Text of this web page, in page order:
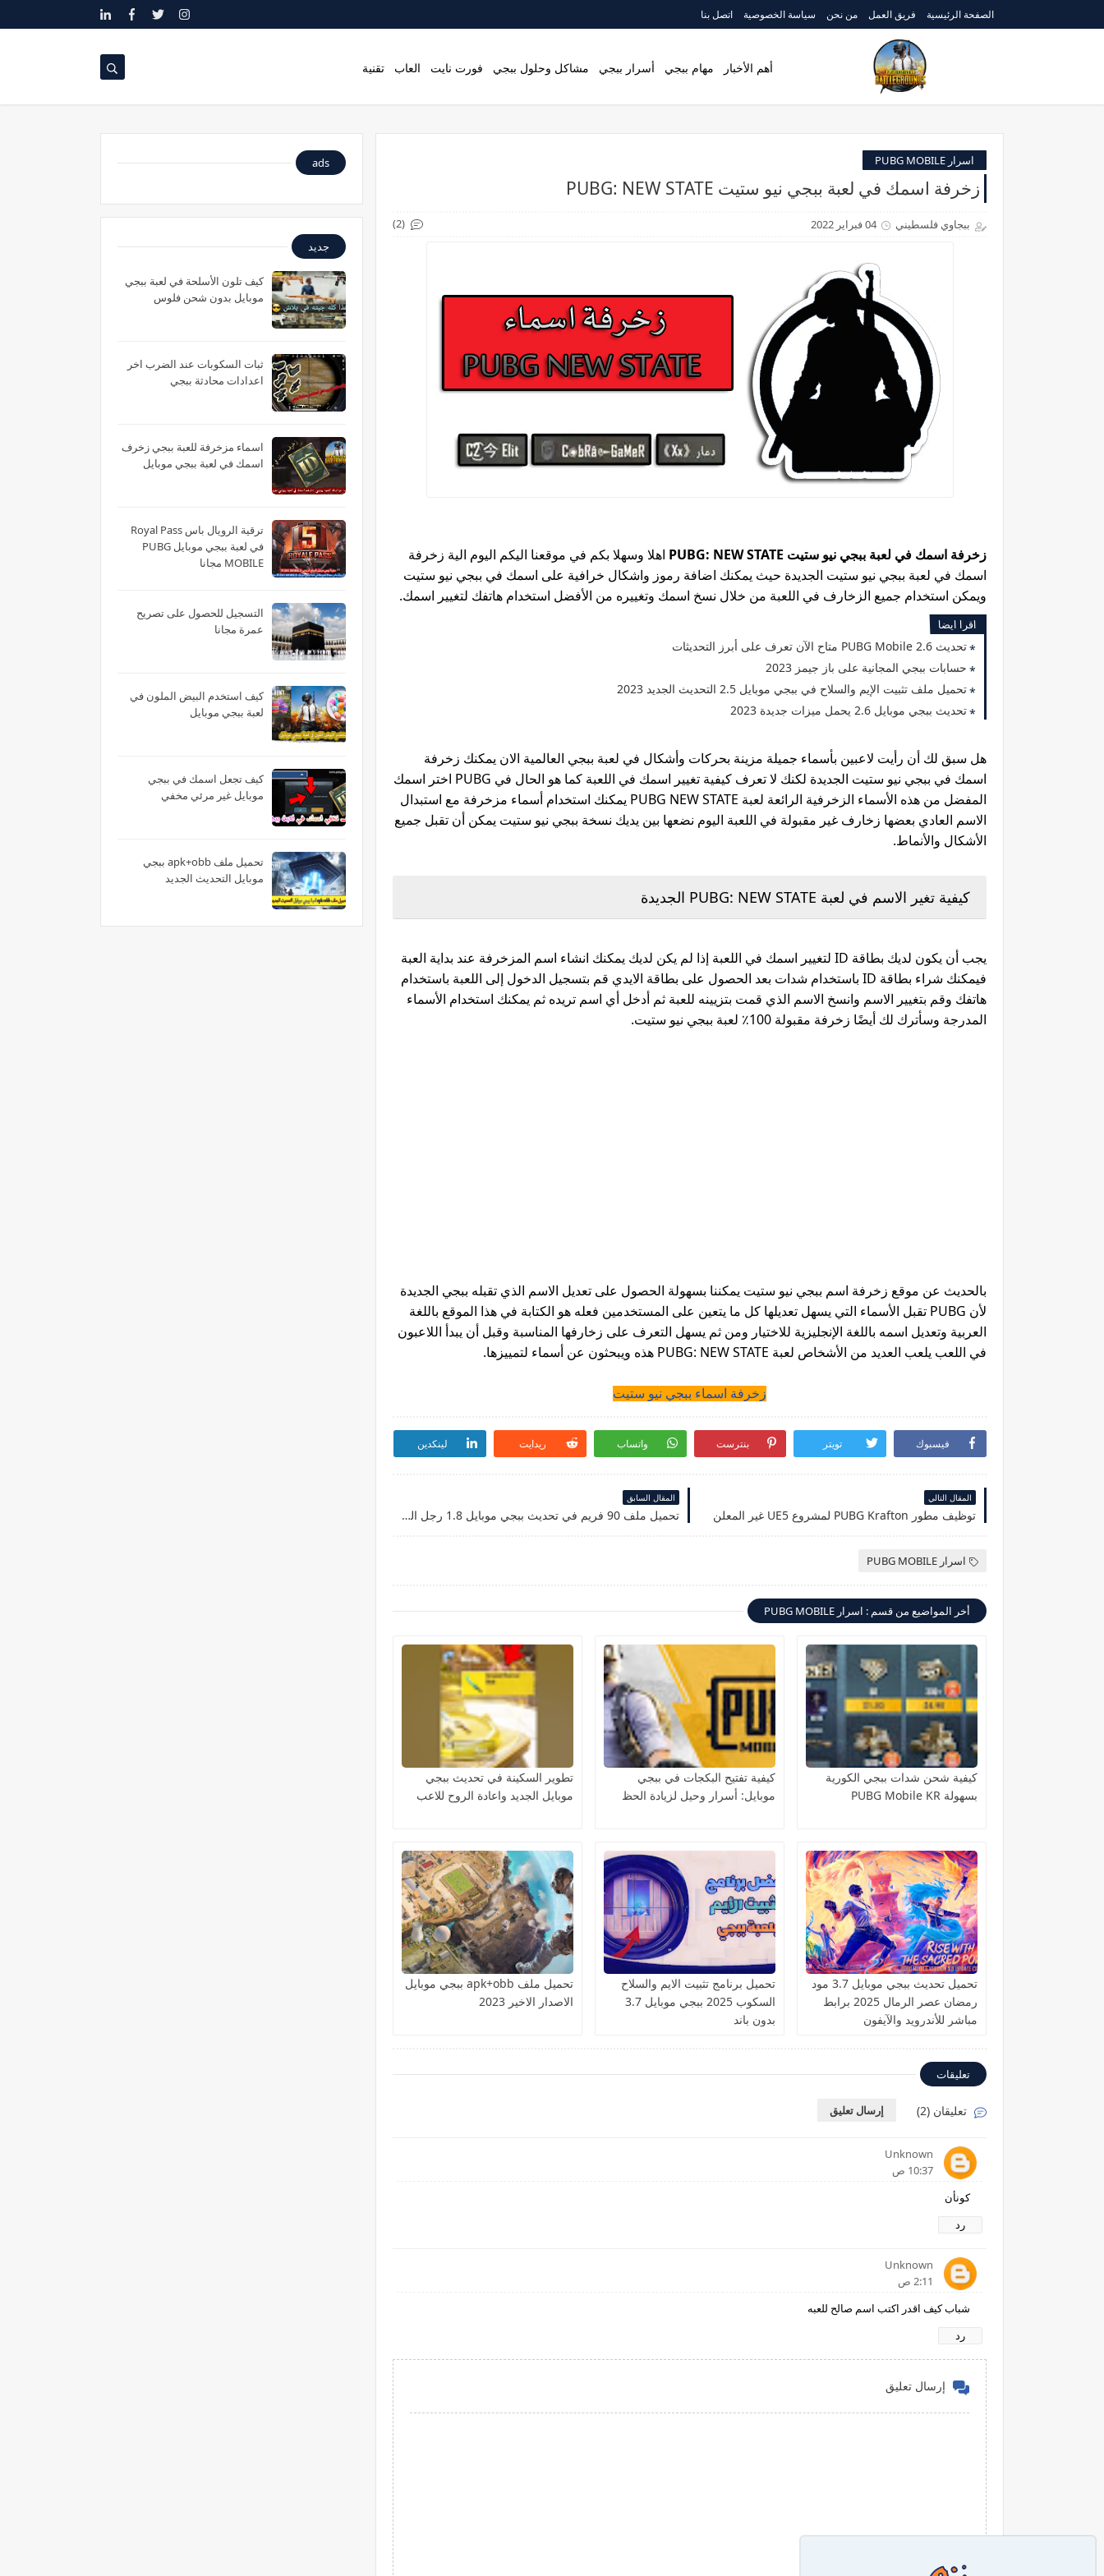
الصفحة الرئيسية فريق العمل من نحن سياسة الخصوصية اتصل بنا
أهم الأخبار مهام ببجي أسرار ببجي مشاكل وحلول ببجي فورت نايت العاب تقنية
اسرار PUBG MOBILE
زخرفة اسمك في لعبة ببجي نيو ستيت PUBG: NEW STATE
ببجاوي فلسطيني 04 فبراير 2022 (2)
زخرفة اسمك في لعبة ببجي نيو ستيت PUBG: NEW STATE
اهلا وسهلا بكم في موقعنا اليكم اليوم الية زخرفة
اسمك في لعبة ببجي نيو ستيت الجديدة حيث يمكنك اضافة رموز واشكال خرافية على اسمك في ببجي نيو ستيت
ويمكن استخدام جميع الزخارف في اللعبة من خلال نسخ اسمك وتغييره من الأفضل استخدام هاتفك لتغيير اسمك.
اقرا ايضا
تحديث PUBG Mobile 2.6 متاح الآن تعرف على أبرز التحديثات
حسابات ببجي المجانية على باز جيمز 2023
تحميل ملف تثبيت الإيم والسلاح في ببجي موبايل 2.5 التحديث الجديد 2023
تحديث ببجي موبايل 2.6 يحمل ميزات جديدة 2023
هل سبق لك أن رأيت لاعبين بأسماء جميلة مزينة بحركات وأشكال في لعبة ببجي العالمية الان يمكنك زخرفة
اسمك في ببجي نيو ستيت الجديدة لكنك لا تعرف كيفية تغيير اسمك في اللعبة كما هو الحال في PUBG اختر اسمك
المفضل من هذه الأسماء الزخرفية الرائعة لعبة PUBG NEW STATE يمكنك استخدام أسماء مزخرفة مع استبدال
الاسم العادي بعضها زخارف غير مقبولة في اللعبة اليوم نضعها بين يديك نسخة ببجي نيو ستيت يمكن أن تقبل جميع
الأشكال والأنماط.
كيفية تغير الاسم في لعبة PUBG: NEW STATE الجديدة
يجب أن يكون لديك بطاقة ID لتغيير اسمك في اللعبة إذا لم يكن لديك يمكنك انشاء اسم المزخرفة عند بداية العبة
فيمكنك شراء بطاقة ID باستخدام شدات بعد الحصول على بطاقة الايدي قم بتسجيل الدخول إلى اللعبة باستخدام
هاتفك وقم بتغيير الاسم وانسخ الاسم الذي قمت بتزيينه للعبة ثم أدخل أي اسم تريده ثم يمكنك استخدام الأسماء
المدرجة وسأترك لك أيضًا زخرفة مقبولة 100٪ لعبة ببجي نيو ستيت.
بالحديث عن موقع زخرفة اسم ببجي نيو ستيت يمكننا بسهولة الحصول على تعديل الاسم الذي تقبله ببجي الجديدة
لأن PUBG تقبل الأسماء التي يسهل تعديلها كل ما يتعين على المستخدمين فعله هو الكتابة في هذا الموقع باللغة
العربية وتعديل اسمه باللغة الإنجليزية للاختيار ومن ثم يسهل التعرف على زخارفها المناسبة وقبل أن يبدأ اللاعبون
في اللعب يلعب العديد من الأشخاص لعبة PUBG: NEW STATE هذه ويبحثون عن أسماء لتمييزها.
زخرفة اسماء ببجي نيو ستيت
فيسبوك تويتر بنترست واتساب ريدايت لينكدين
المقال التالي
توظيف مطور PUBG Krafton لمشروع UE5 غير المعلن
المقال السابق
تحميل ملف 90 فريم في تحديث ببجي موبايل 1.8 رجل العنكبوت 2022
اسرار PUBG MOBILE
أخر المواضيع من قسم : اسرار PUBG MOBILE
كيفية شحن شدات ببجي الكورية
بسهولة PUBG Mobile KR
كيفية تفتيح البكجات في ببجي
موبايل: أسرار وحيل لزيادة الحظ
تطوير السكينة في تحديث ببجي
موبايل الجديد واعادة الروح للاعب
تحميل تحديث ببجي موبايل 3.7 مود
رمضان عصر الرمال 2025 برابط
مباشر للأندرويد والآيفون
تحميل برنامج تثبيت الايم والسلاح
السكوب 2025 ببجي موبايل 3.7
بدون باند
تحميل ملف apk+obb ببجي موبايل
الاصدار الاخير 2023
تعليقات
تعليقان (2) إرسال تعليق
Unknown
10:37 ص
كونأن
رد
Unknown
2:11 ص
شباب كيف اقدر اكتب اسم صالح للعبه
رد
إرسال تعليق
ads
جديد
كيف تلون الأسلحة في لعبة ببجي
موبايل بدون شحن فلوس
ثبات السكوبات عند الضرب اخر
اعدادات محادثة ببجي
اسماء مزخرفة للعبة ببجي زخرف
اسمك في لعبة ببجي موبايل
ترقية الرويال باس Royal Pass
في لعبة ببجي موبايل PUBG
MOBILE مجانا
التسجيل للحصول على تصريح
عمرة مجانا
كيف استخدم البيض الملون في
لعبة ببجي موبايل
كيف تجعل اسمك في ببجي
موبايل غير مرئي مخفي
تحميل ملف apk+obb ببجي
موبايل التحديث الجديد